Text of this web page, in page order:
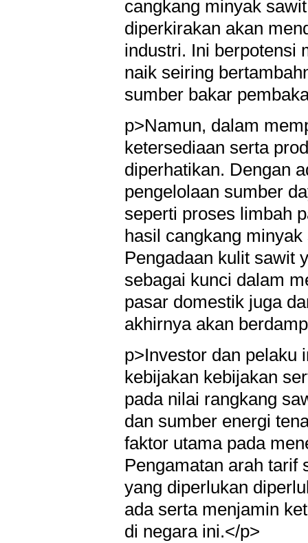
cangkang minyak
diperkirakan akan
industri. Ini berpotensi
naik seiring
sumber bakar
p>Namun, dalam
ketersediaan serta
diperhatikan. Dengan
pengelolaan sumber
seperti proses limbah
hasil cangkang
Pengadaan kulit sawit
sebagai kunci dalam
pasar domestik juga
akhirnya akan
p>Investor dan pelaku
kebijakan kebijakan
pada nilai rangkang
dan sumber energi
faktor utama pada
Pengamatan arah tarif
yang diperlukan
ada serta menjamin
di negara ini.</p>